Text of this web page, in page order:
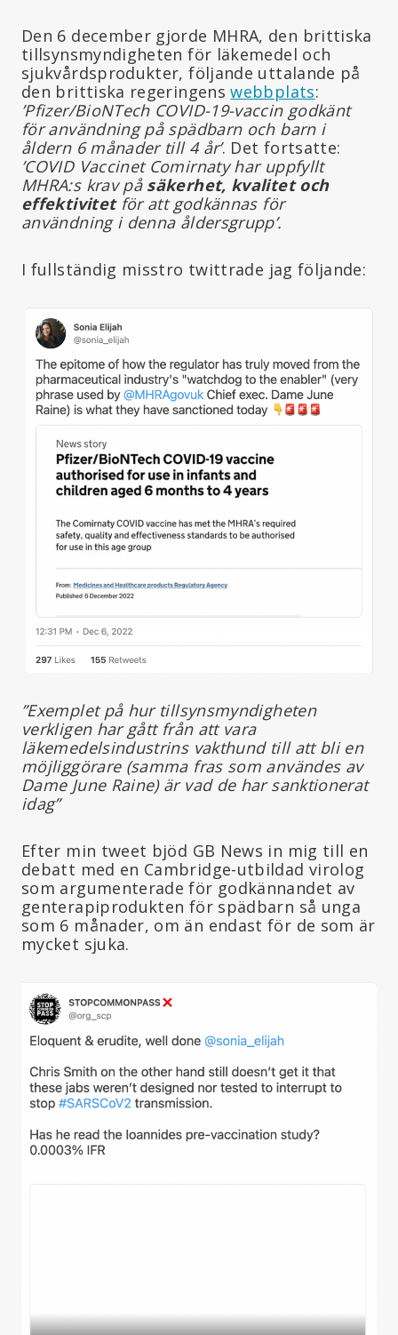
Den 6 december gjorde MHRA, den brittiska
tillsynsmyndigheten för läkemedel och
sjukvårdsprodukter, följande uttalande på
den brittiska regeringenswebbplats:
’Pfizer/BioNTech COVID-19-vaccin godkänt
för användning på spädbarn och barn i
åldern 6 månader till 4 år’. Det fortsatte:
’COVID Vaccinet Comirnaty har uppfyllt
MHRA:s krav på säkerhet, kvalitet och
effektivitet för att godkännas för
användning i denna åldersgrupp’.
I fullständig misstro twittrade jag följande:
”Exemplet på hur tillsynsmyndigheten
verkligen har gått från att vara
läkemedelsindustrins vakthund till att bli en
möjliggörare (samma fras som användes av
Dame June Raine) är vad de har sanktionerat
idag”
Efter min tweet bjöd GB News in mig till en
debatt med en Cambridge-utbildad virolog
som argumenterade för godkännandet av
genterapiprodukten för spädbarn så unga
som 6 månader, om än endast för de som är
mycket sjuka.